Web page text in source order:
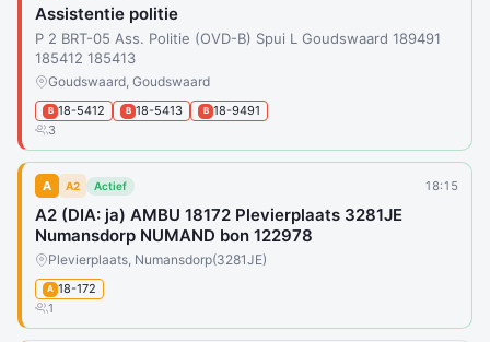
Assistentie politie
P 2 BRT-05 Ass. Politie (OVD-B) Spui L Goudswaard 189491
185412 185413
Goudswaard, Goudswaard
B 18-5412 B 18-5413 B 18-9491
3
A A2 Actief 18:15
A2 (DIA: ja) AMBU 18172 Plevierplaats 3281JE
Numansdorp NUMAND bon 122978
Plevierplaats, Numansdorp(3281JE)
A 18-172
1